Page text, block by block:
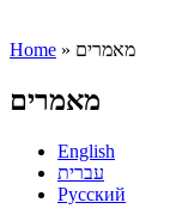
Home » מאמרים
מאמרים
English
עברית
Русский